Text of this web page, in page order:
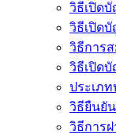
วิธีเปิดบั
วิธีเปิด
วิธีการส
วิธีเปิด
ประเภท
วิธียืนยั
วิธีการฝ